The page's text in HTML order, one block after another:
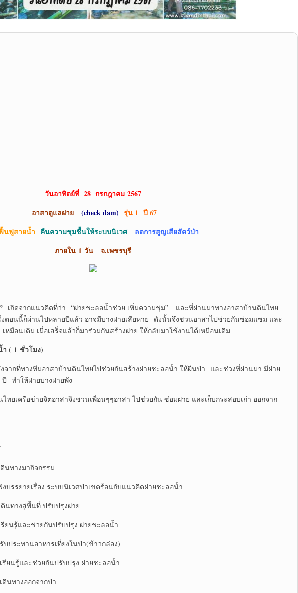
วันอาทิตย์ที่ 28 กรกฎาคม 2567
อาสาดูแลฝาย
(check dam) รุ่น 1 ปี 67
นฟูสายน้ำ คืนความชุมชื้นให้ระบบนิเวศ
ลดการสูญเสียสัตว์ป่า
ภายใน 1 วัน จ.เพชรบุรี
เกิดจากแนวคิดที่ว่า “ฝายชะลอน้ำช่วย เพิ่มความชุ่ม” และที่ผ่านมาทางอาสาบ้านดินไทย
ตอนนี้ก็ผ่านไปหลายปีแล้ว อาจมีบางฝายเสียหาย ดังนั้นจึงชวนอาสาไปช่วยกันซ่อมแซม และ
หมือนเดิม เมื่อเสร็จแล้วก็มาร่วมกันสร้างฝาย ให้กลับมาใช้งานได้เหมือนเดิม
ำ ( 1 ชั่วโมง)
ที่ทางทีมอาสาบ้านดินไทยไปช่วยกันสร้างฝายชะลอน้ำ ให้ผืนป่า และช่วงที่ผ่านมา มีฝาย
ปี ทำให้ฝายบางฝายพัง
อข่ายจิตอาสาจึงชวนเพื่อนๆๆอาสา ไปช่วยกัน ซ่อมฝาย และเก็บกระสอบเก่า ออกจาก
างมากิจกรรม
ยเรื่อง ระบบนิเวศป่าเขตร้อนกับแนวคิดฝายชะลอน้ำ
งสู่พื้นที่ ปรับปรุงฝาย
ละช่วยกันปรับปรุง ฝายชะลอน้ำ
านอาหารเที่ยงในป่า(ข้าวกล่อง)
และช่วยกันปรับปรุง ฝายชะลอน้ำ
างออกจากป่า